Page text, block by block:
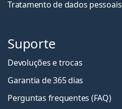
Tratamento de dados pessoais
Suporte
Devoluções e trocas
Garantia de 365 dias
Perguntas frequentes (FAQ)